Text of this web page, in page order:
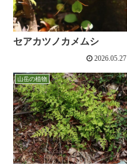
セアカツノカメムシ
2026.05.27
山岳の植物